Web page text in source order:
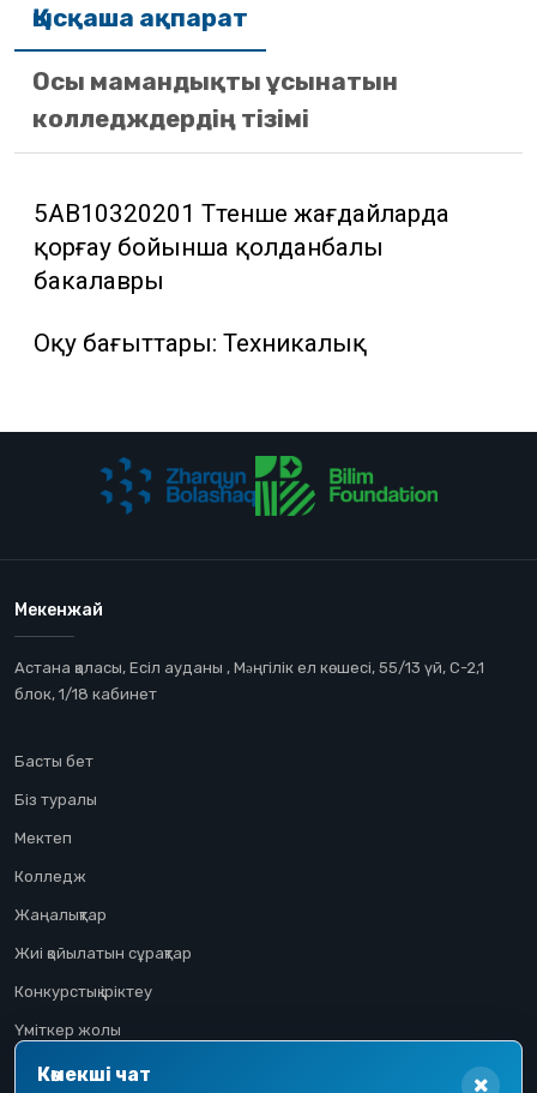
Қысқаша ақпарат
Осы мамандықты ұсынатын
колледждердің тізімі
5АВ10320201 Төтенше жағдайларда
қорғау бойынша қолданбалы
бакалавры
Оқу бағыттары: Техникалық
Мекенжай
Астана қаласы, Есіл ауданы , Мəңгілік ел көшесі, 55/13 үй, С-2,1
блок, 1/18 кабинет
Басты бет
Біз туралы
Мектеп
Колледж
Жаңалықтар
Жиі қойылатын сұрақтар
Конкурстық іріктеу
Үміткер жолы
Көмекші чат